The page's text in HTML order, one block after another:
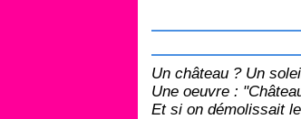
Un château ? Un
Une oeuvre :
Et si on démolissait